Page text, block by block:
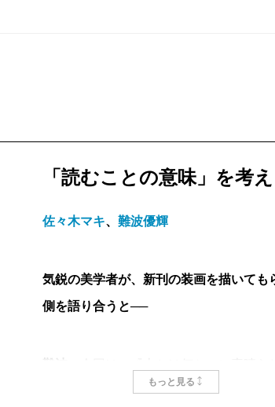
「読むことの意味」を考
佐々木マキ、 難波優輝
気鋭の美学者が、新刊の装画を描いて
側を語り合うと──
「もし叶ったら夢のようだな」という
もっと見る